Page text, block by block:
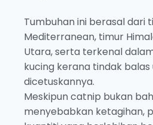
Tumbuhan ini berasal dari
Mediterranean, timur
Utara, serta terkenal
kucing kerana tindak balas
dicetuskannya.
Meskipun catnip bukan
menyebabkan ketagihan,